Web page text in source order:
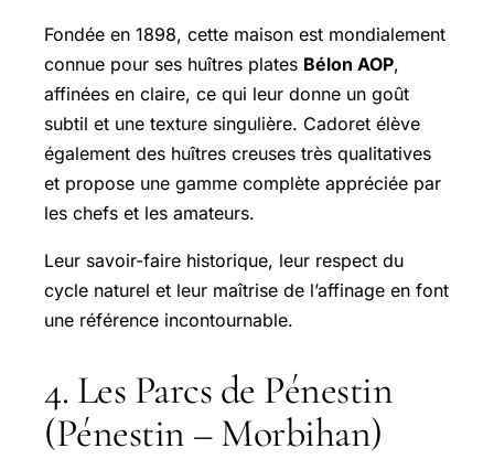
Fondée en 1898, cette maison est mondialement
connue pour ses huîtres plates Bélon AOP,
affinées en claire, ce qui leur donne un goût
subtil et une texture singulière. Cadoret élève
également des huîtres creuses très qualitatives
et propose une gamme complète appréciée par
les chefs et les amateurs.
Leur savoir-faire historique, leur respect du
cycle naturel et leur maîtrise de l’affinage en font
une référence incontournable.
4. Les Parcs de Pénestin
(Pénestin – Morbihan)